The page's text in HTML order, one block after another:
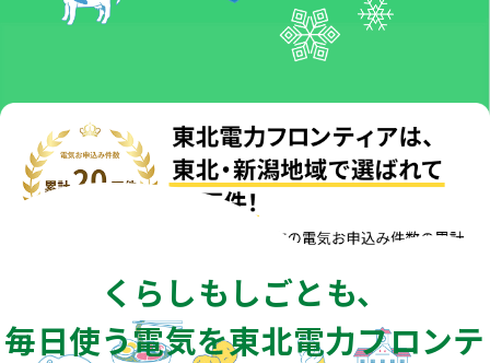
くらしもしごとも、
毎日使う電気を東北電力フロンテ